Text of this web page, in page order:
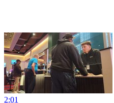
2:01